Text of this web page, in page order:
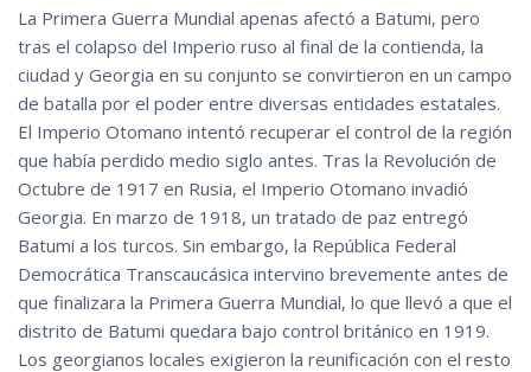
La Primera Guerra Mundial apenas afectó a Batumi, pero
tras el colapso del Imperio ruso al final de la contienda, la
ciudad y Georgia en su conjunto se convirtieron en un campo
de batalla por el poder entre diversas entidades estatales.
El Imperio Otomano intentó recuperar el control de la región
que había perdido medio siglo antes. Tras la Revolución de
Octubre de 1917 en Rusia, el Imperio Otomano invadió
Georgia. En marzo de 1918, un tratado de paz entregó
Batumi a los turcos. Sin embargo, la República Federal
Democrática Transcaucásica intervino brevemente antes de
que finalizara la Primera Guerra Mundial, lo que llevó a que el
distrito de Batumi quedara bajo control británico en 1919.
Los georgianos locales exigieron la reunificación con el resto